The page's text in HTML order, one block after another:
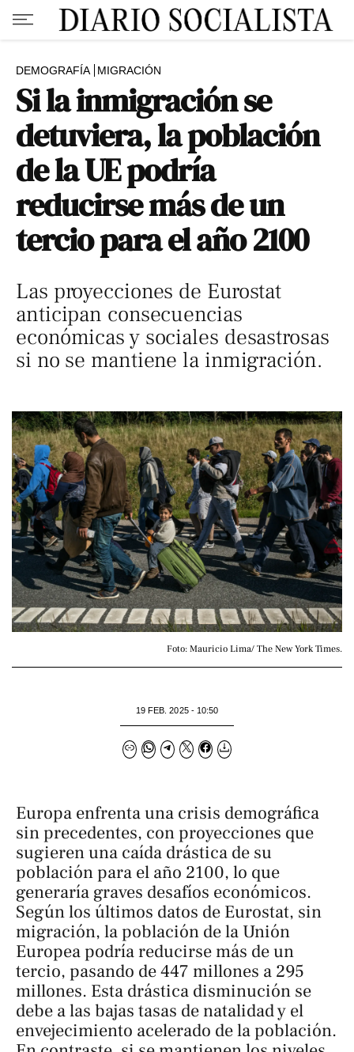
DEMOGRAFÍA MIGRACIÓN
Si la inmigración se
detuviera, la población
de la UE podría
reducirse más de un
tercio para el año 2100
Las proyecciones de Eurostat
anticipan consecuencias
económicas y sociales desastrosas
si no se mantiene la inmigración.
Foto: Mauricio Lima/ The New York Times.
19 FEB. 2025 - 10:50
Europa enfrenta una crisis demográfica
sin precedentes, con proyecciones que
sugieren una caída drástica de su
población para el año 2100, lo que
generaría graves desafíos económicos.
Según los últimos datos de Eurostat, sin
migración, la población de la Unión
Europea podría reducirse más de un
tercio, pasando de 447 millones a 295
millones. Esta drástica disminución se
debe a las bajas tasas de natalidad y el
envejecimiento acelerado de la población.